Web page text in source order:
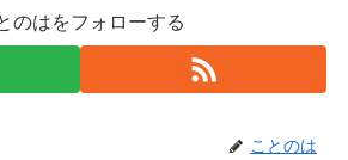
のはをフォローする
ことのは